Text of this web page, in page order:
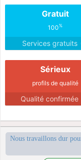
Gratuit
100%
Services gratuits
Sérieux
profils de qualité
Qualité confirmée
Nous travaillons dur